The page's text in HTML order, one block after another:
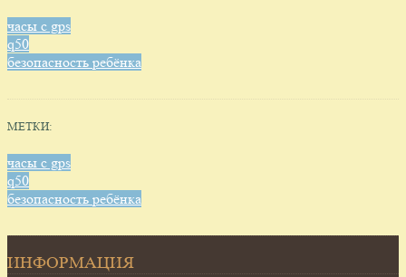
часы с gps
q50
безопасность ребёнка
МЕТКИ:
часы с gps
q50
безопасность ребёнка
ИНФОРМАЦИЯ